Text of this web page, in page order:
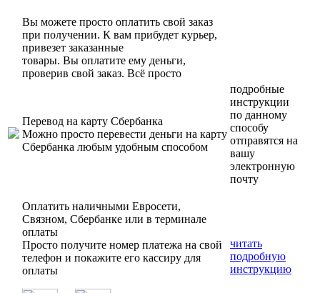
Вы можете просто оплатить свой заказ
при получении. К вам прибудет курьер,
привезет заказанные
товары. Вы оплатите ему деньги,
проверив свой заказ. Всё просто
Перевод на карту Сбербанка
Можно просто перевести деньги на карту
Сбербанка любым удобным способом
подробные
инструкции
по данному
способу
отправятся на
вашу
электронную
почту
Оплатить наличными Евросети,
Связном, Сбербанке или в терминале
оплаты
Просто получите номер платежа на свой
телефон и покажите его кассиру для
оплаты
читать
подробную
инструкцию